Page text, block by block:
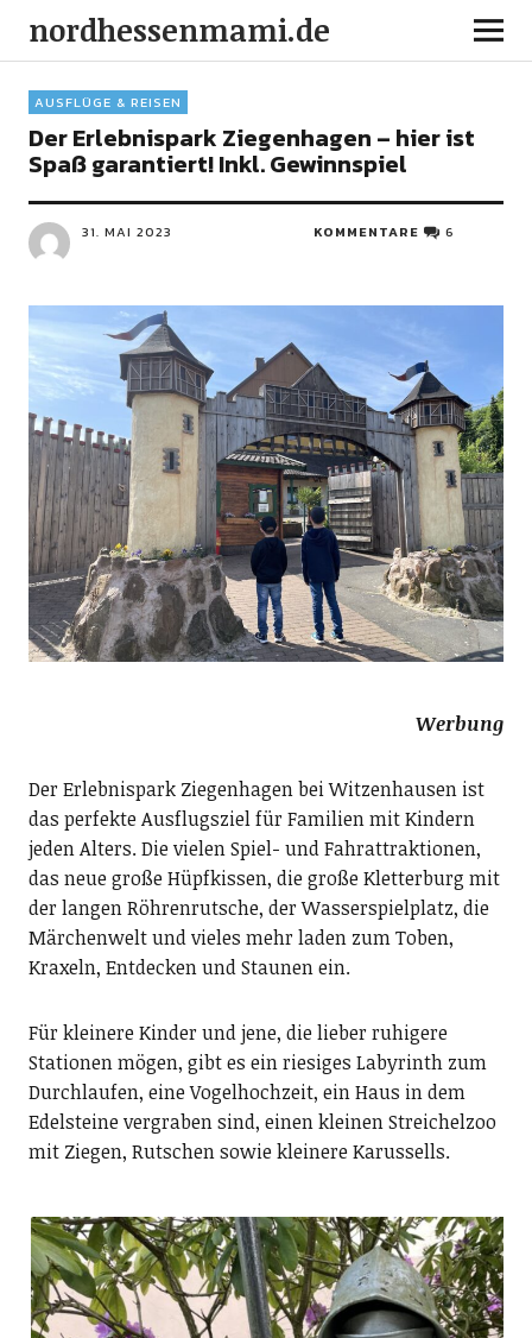
nordhessenmami.de
AUSFLÜGE & REISEN
Der Erlebnispark Ziegenhagen – hier ist
Spaß garantiert! Inkl. Gewinnspiel
31. MAI 2023 KOMMENTARE 6
Werbung
Der Erlebnispark Ziegenhagen bei Witzenhausen ist
das perfekte Ausflugsziel für Familien mit Kindern
jeden Alters. Die vielen Spiel- und Fahrattraktionen,
das neue große Hüpfkissen, die große Kletterburg mit
der langen Röhrenrutsche, der Wasserspielplatz, die
Märchenwelt und vieles mehr laden zum Toben,
Kraxeln, Entdecken und Staunen ein.
Für kleinere Kinder und jene, die lieber ruhigere
Stationen mögen, gibt es ein riesiges Labyrinth zum
Durchlaufen, eine Vogelhochzeit, ein Haus in dem
Edelsteine vergraben sind, einen kleinen Streichelzoo
mit Ziegen, Rutschen sowie kleinere Karussells.